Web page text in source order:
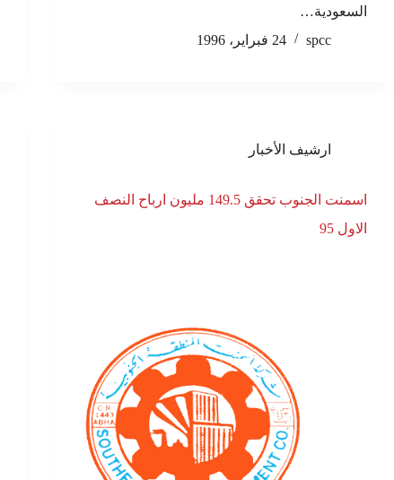
السعودية…
spcc
24 فبراير، 1996
ارشيف الأخبار
اسمنت الجنوب تحقق 149.5 مليون ارباح النصف
الاول 95